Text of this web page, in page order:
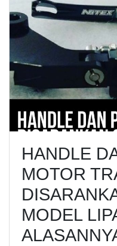
HANDLE
MOTOR
MODEL